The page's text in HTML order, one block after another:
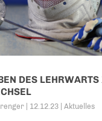
DES
12.12.23 |Aktuelles